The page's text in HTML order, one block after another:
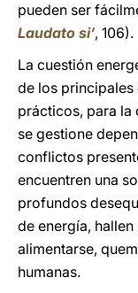
pueden ser
Laudato si’, 106).
La cuestión
de los
prácticos, para la
se gestione
conflictos
encuentren una
profundos
de energía,
alimentarse,
humanas.